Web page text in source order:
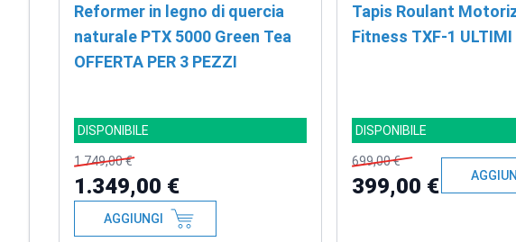
Reformer in legno di quercia
naturale PTX 5000 Green Tea
OFFERTA PER 3 PEZZI
DISPONIBILE
1.749,00 €
1.349,00 €
AGGIUNGI
Tapis Roulant
Fitness TXF-
DISPONIBILE
699,00 €
399,00 €